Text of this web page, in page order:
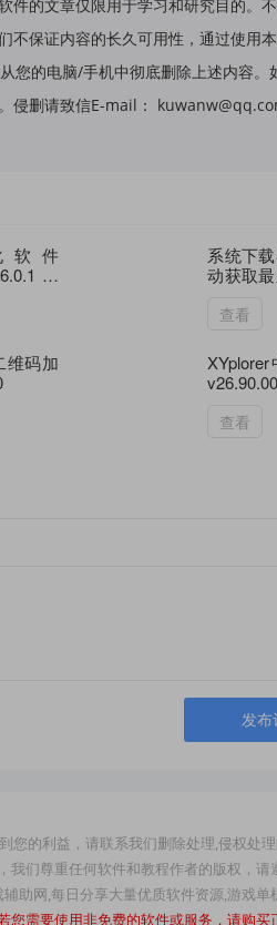
件的文章仅限用于学习和研究目的。
不保证内容的长久可用性，通过使用
您的电脑/手机中彻底删除上述内容。
侵删请致信E-mail：
软件
注
系统下
动获取
查看
维码加
查看
发布
您的利益，请联系我们删除处理,侵权处
们尊重任何软件和教程作者的版权，
助网,每日分享大量优质软件资源,游戏
您需要使用非免费的软件或服务，请购买